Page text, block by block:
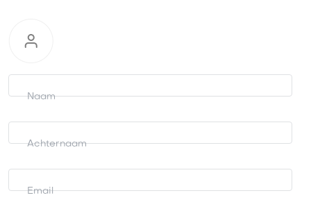
Informatie
aanvragen
Naam
Achternaam
Email